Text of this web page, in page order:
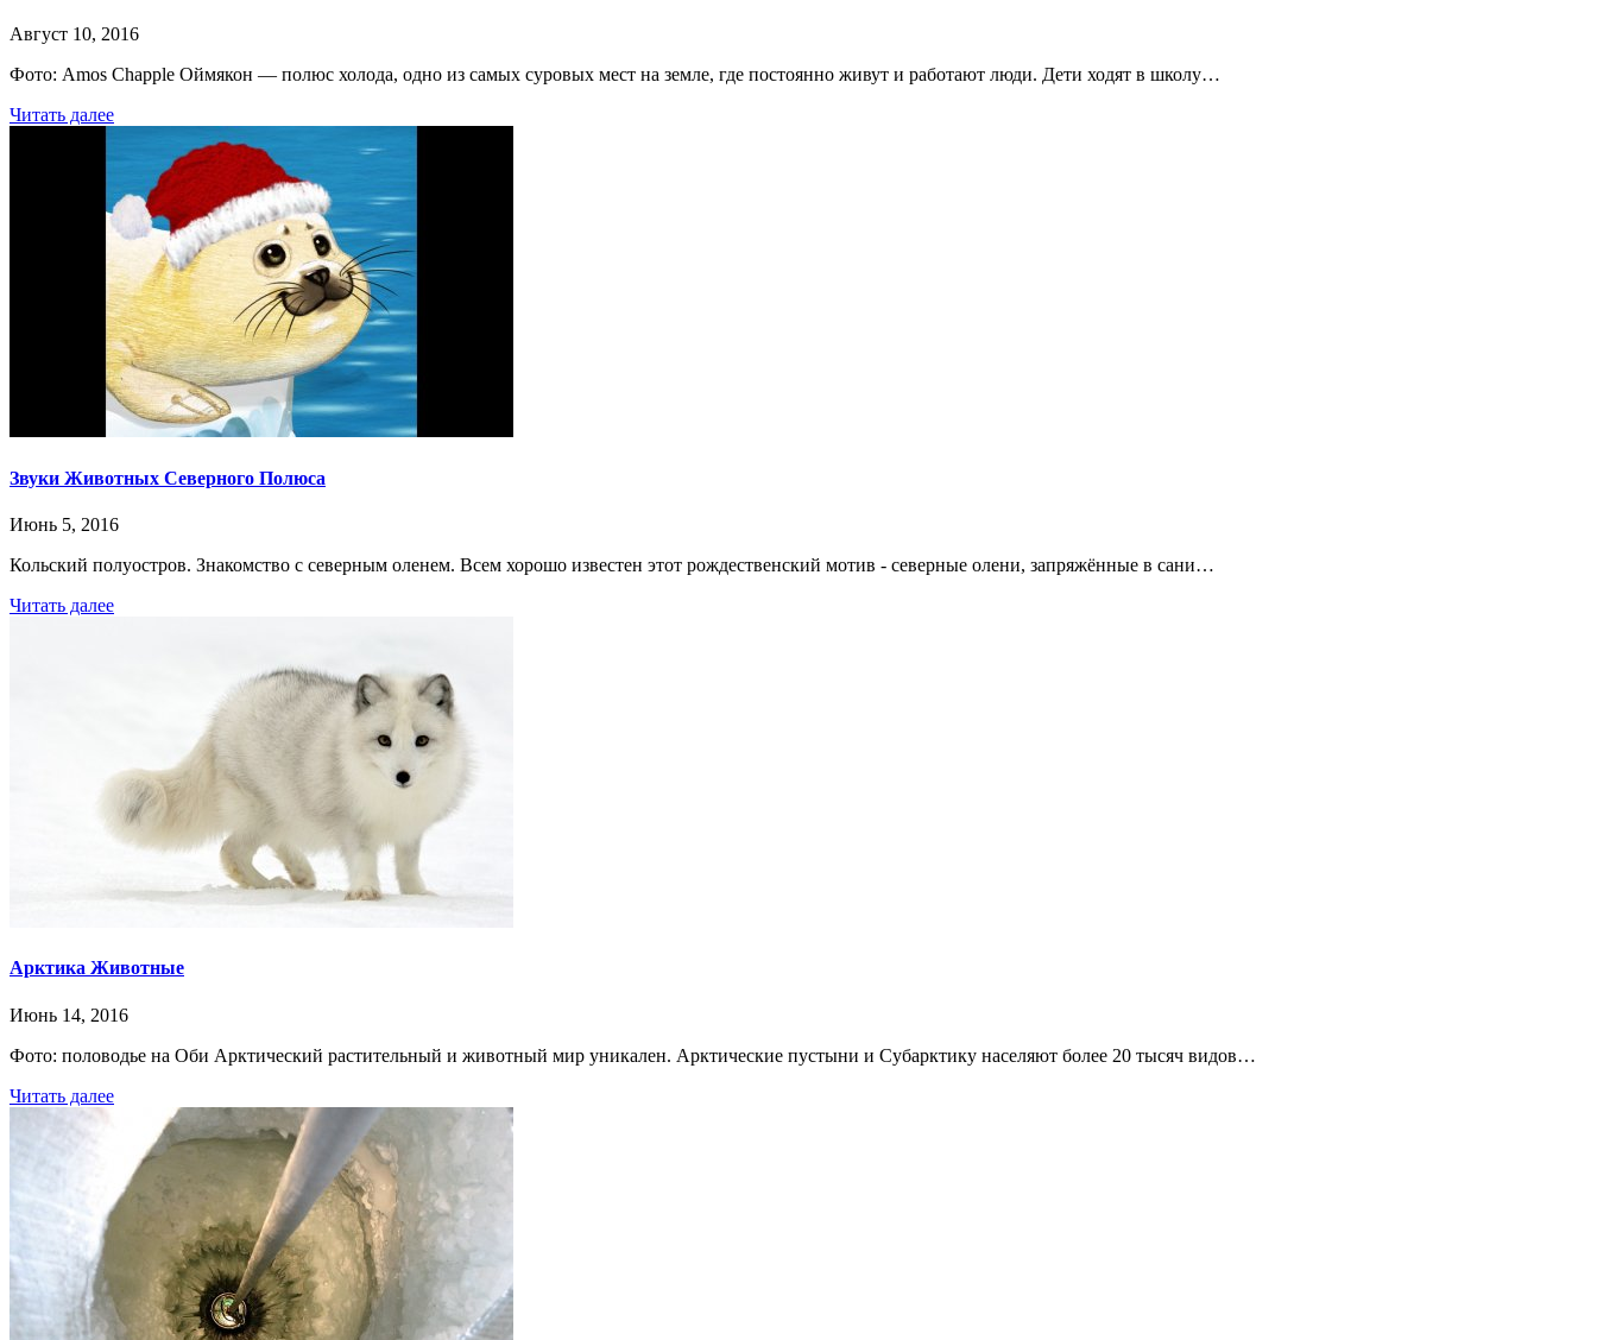
Август 10, 2016
Фото: Amos Chapple Оймякон — полюс холода, одно из самых суровых мест на земле, где постоянно живут и работают люди. Дети ходят в школу…
Читать далее
Звуки Животных Северного Полюса
Июнь 5, 2016
Кольский полуостров. Знакомство с северным оленем. Всем хорошо известен этот рождественский мотив - северные олени, запряжённые в сани…
Читать далее
Арктика Животные
Июнь 14, 2016
Фото: половодье на Оби Арктический растительный и животный мир уникален. Арктические пустыни и Субарктику населяют более 20 тысяч видов…
Читать далее